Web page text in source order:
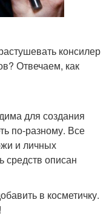
консилер
Отвечаем, как
для создания
по-разному. Все
и личных
средств описан
в косметичку.